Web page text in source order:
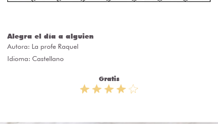
Alegra el día a alguien
Autora: La profe Raquel
Idioma: Castellano
Gratis